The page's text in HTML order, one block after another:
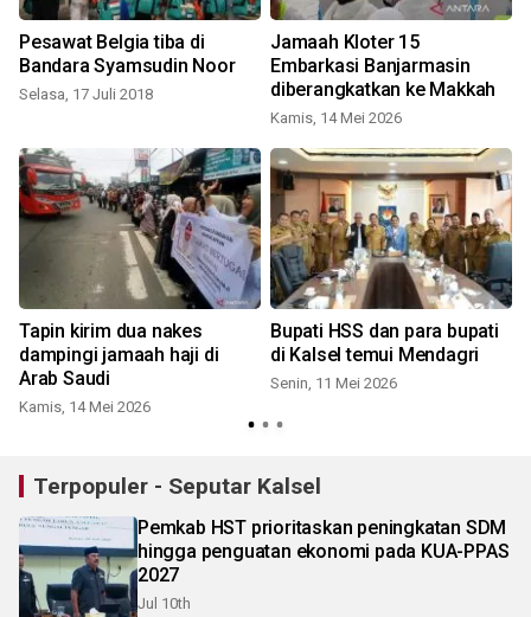
Pesawat Belgia tiba di
Bandara Syamsudin Noor
Selasa, 17 Juli 2018
Jamaah Kloter 15
Embarkasi Banjarmasin
diberangkatkan ke Makkah
Kamis, 14 Mei 2026
Tapin kirim dua nakes
dampingi jamaah haji di
Arab Saudi
Kamis, 14 Mei 2026
Bupati HSS dan para bupati
di Kalsel temui Mendagri
Senin, 11 Mei 2026
Terpopuler - Seputar Kalsel
Pemkab HST prioritaskan peningkatan SDM
hingga penguatan ekonomi pada KUA-PPAS
2027
Jul 10th